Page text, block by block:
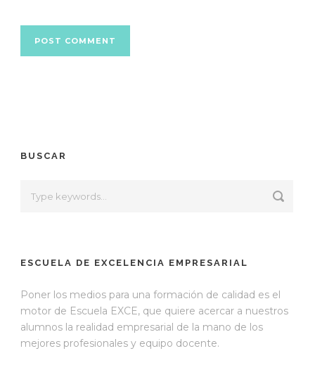
BUSCAR
ESCUELA DE EXCELENCIA EMPRESARIAL
Poner los medios para una formación de calidad es el
motor de Escuela EXCE, que quiere acercar a nuestros
alumnos la realidad empresarial de la mano de los
mejores profesionales y equipo docente.